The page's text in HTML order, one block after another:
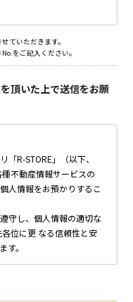
ていただきます。
をご記入ください。
頂いた上で送信をお願
R-STORE」（以下、
不動産情報サービスの
人情報をお預かりするこ
守し、個人情報の適切な
位に更 なる信頼性と安
す。
ず適正に個人情報を取得